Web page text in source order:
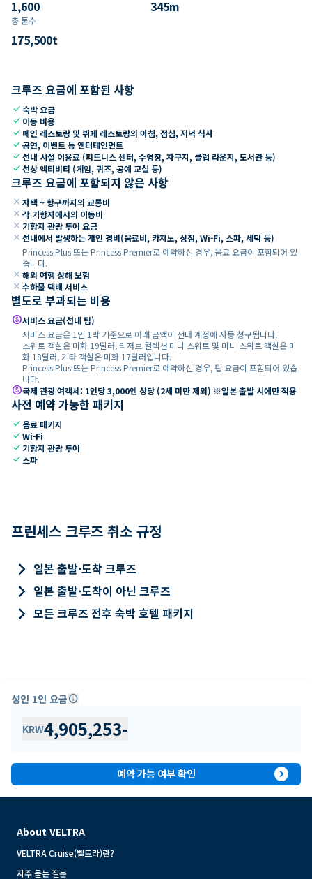
1,600 345m
총 톤수
175,500t
크루즈 요금에 포함된 사항
check숙박 요금
check 이동 비용
check 메인 레스토랑 및 뷔페 레스토랑의 아침, 점심, 저녁 식사
check공연, 이벤트 등 엔터테인먼트
check선내 시설 이용료 (피트니스 센터, 수영장, 자쿠지, 클럽 라운지, 도서관 등)
check선상 액티비티 (게임, 퀴즈, 공예 교실 등)
크루즈 요금에 포함되지 않은 사항
close 자택 ~ 항구까지의 교통비
close 각 기항지에서의 이동비
close 기항지 관광 투어 요금
close 선내에서 발생하는 개인 경비(음료비, 카지노, 상점, Wi-Fi, 스파, 세탁 등)
Princess Plus 또는 Princess Premier로 예약하신 경우, 음료 요금이 포함되어 있
습니다.
close 해외 여행 상해 보험
close 수하물 택배 서비스
별도로 부과되는 비용
paid서비스 요금(선내 팁)
서비스 요금은 1인 1박 기준으로 아래 금액이 선내 계정에 자동 청구됩니다.
스위트 객실은 미화 19달러, 리저브 컬렉션 미니 스위트 및 미니 스위트 객실은 미
화 18달러, 기타 객실은 미화 17달러입니다.
Princess Plus 또는 Princess Premier로 예약하신 경우, 팁 요금이 포함되어 있습
니다.
paid국제 관광 여객세: 1인당 3,000엔 상당 (2세 미만 제외) ※일본 출발 시에만 적용
사전 예약 가능한 패키지
check 음료 패키지
checkWi-Fi
check 기항지 관광 투어
check 스파
프린세스 크루즈 취소 규정
keyboard_arrow_right 일본 출발·도착 크루즈
keyboard_arrow_right 일본 출발·도착이 아닌 크루즈
keyboard_arrow_right 모든 크루즈 전후 숙박 호텔 패키지
성인 1인 요금info
KRW4,905,253-
예약 가능 여부 확인 expand_circle_right
About VELTRA
VELTRA Cruise(벨트라)란?
자주 묻는 질문